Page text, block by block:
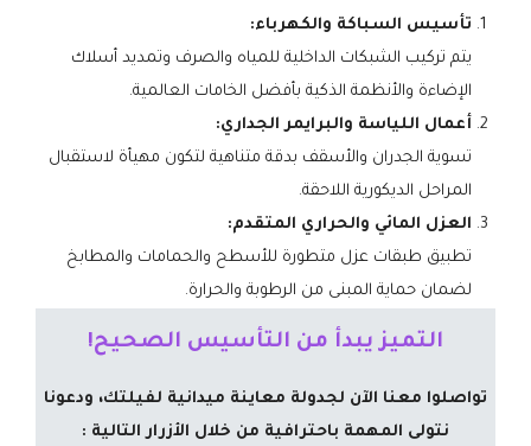
​تأسيس السباكة والكهرباء:
يتم تركيب الشبكات الداخلية للمياه والصرف وتمديد أسلاك
الإضاءة والأنظمة الذكية بأفضل الخامات العالمية.
​أعمال اللياسة والبرايمر الجداري:
تسوية الجدران والأسقف بدقة متناهية لتكون مهيأة لاستقبال
المراحل الديكورية اللاحقة.
​العزل المائي والحراري المتقدم:
تطبيق طبقات عزل متطورة للأسطح والحمامات والمطابخ
لضمان حماية المبنى من الرطوبة والحرارة.
التميز يبدأ من التأسيس الصحيح!
تواصلوا معنا الآن لجدولة معاينة ميدانية لفيلتك، ودعونا
نتولى المهمة باحترافية من خلال الأزرار التالية :